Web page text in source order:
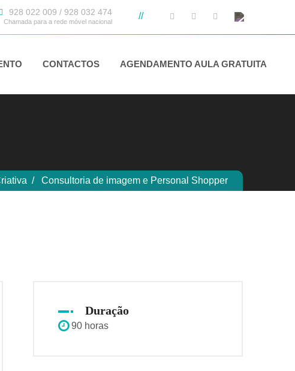
928 022 009 / 928 032 474
Chamada para a rede móvel nacional
//
CONTACTOS AGENDAMENTO AULA GRATUITA
Consultoria de imagem e Personal Shopper
Duração
90 horas